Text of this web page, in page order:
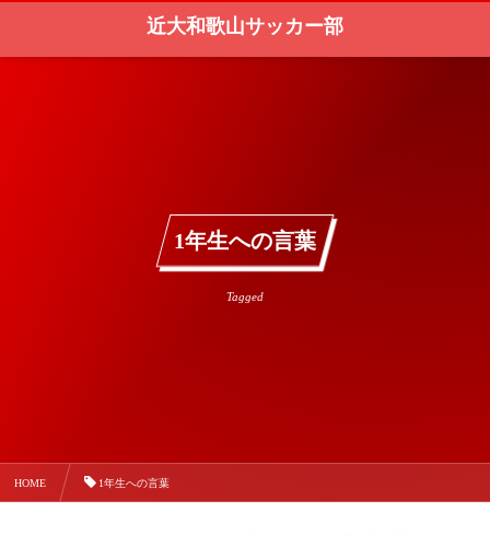
近大和歌山サッカー部
1年生への言葉
Tagged
HOME 1年生への言葉